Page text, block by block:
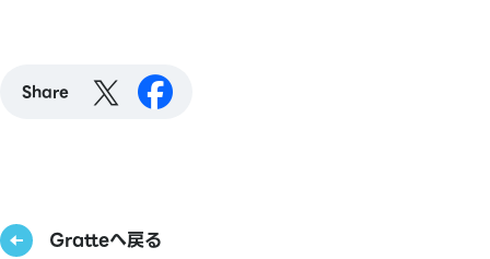
Share
Gratteへ戻る